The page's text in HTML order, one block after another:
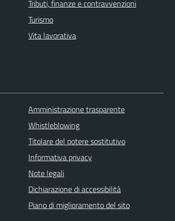
Tributi, finanze e contravvenzioni
Turismo
Vita lavorativa
Amministrazione trasparente
Whistleblowing
Titolare del potere sostitutivo
Informativa privacy
Note legali
Dichiarazione di accessibilità
Piano di miglioramento del sito